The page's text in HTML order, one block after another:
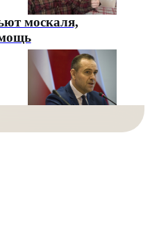
москаля,